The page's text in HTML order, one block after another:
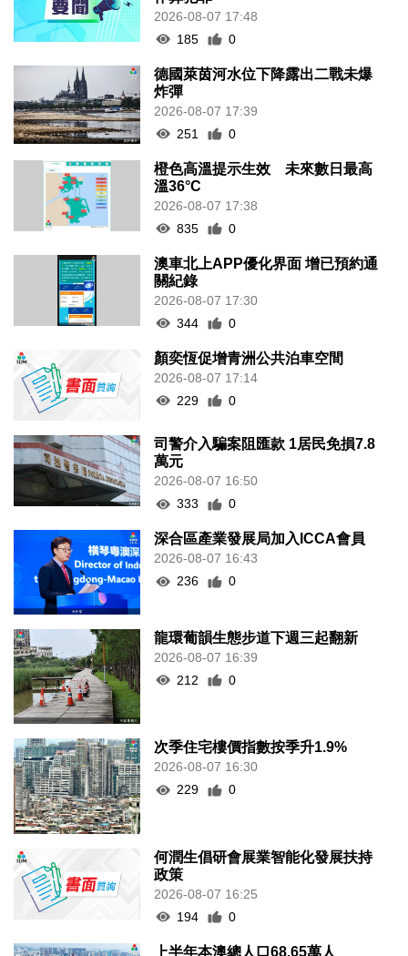
2026-08-07 17:48
185
0
德國萊茵河水位下降露出二戰未爆
炸彈
2026-08-07 17:39
251
0
橙色高溫提示生效 未來數日最高
溫36°C
2026-08-07 17:38
835
0
澳車北上APP優化界面 增已預約通
關紀錄
2026-08-07 17:30
344
0
顏奕恆促增青洲公共泊車空間
2026-08-07 17:14
229
0
司警介入騙案阻匯款 1居民免損7.8
萬元
2026-08-07 16:50
333
0
深合區產業發展局加入ICCA會員
2026-08-07 16:43
236
0
龍環葡韻生態步道下週三起翻新
2026-08-07 16:39
212
0
次季住宅樓價指數按季升1.9%
2026-08-07 16:30
229
0
何潤生倡研會展業智能化發展扶持
政策
2026-08-07 16:25
194
0
上半年本澳總人口68.65萬人